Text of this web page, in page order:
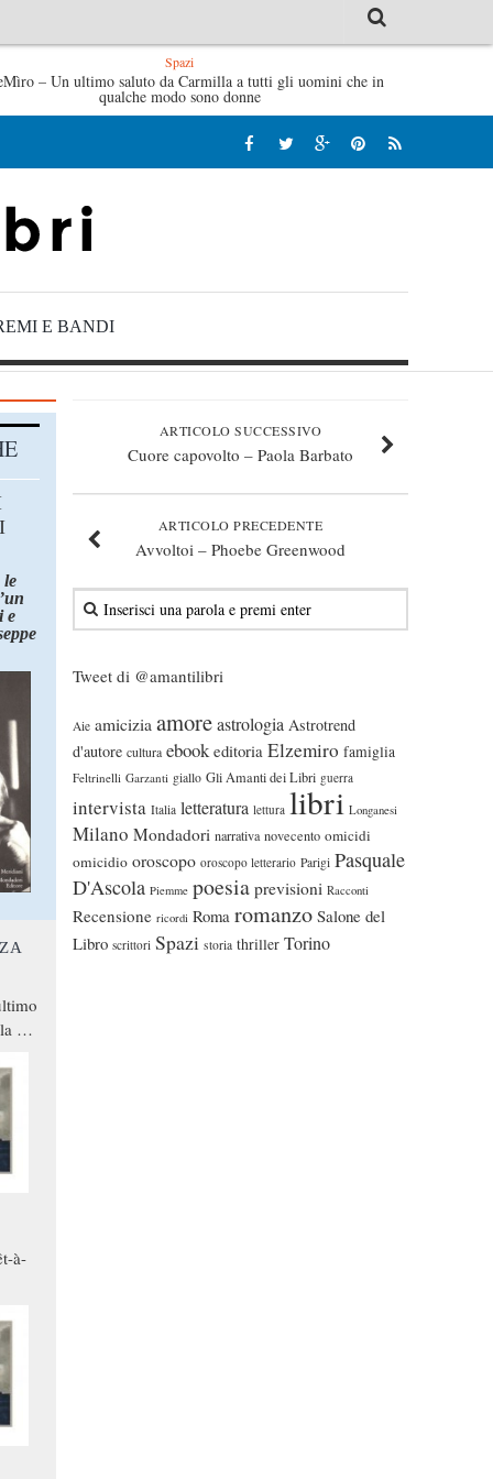
Tutte le mattine di Sybil – Virginia Evans
Spazi
– Un ultimo saluto da Carmilla a tutti gli uomini che in
qualche modo sono donne
E BANDI
ARTICOLO SUCCESSIVO
Cuore capovolto – Paola Barbato
ARTICOLO PRECEDENTE
Avvoltoi – Phoebe Greenwood
Tweet di @amantilibri
Aie amicizia amoreastrologia Astrotrend
d'autore cultura ebook editoria Elzemiro famiglia
Feltrinelli Garzanti giallo Gli Amanti dei Libri guerra
intervista Italia letteratura lettura libri Longanesi
Milano Mondadori narrativa novecento omicidi
omicidio oroscopo oroscopo letterario Parigi Pasquale
D'Ascola Piemme poesia previsioni Racconti
Recensione ricordi Roma romanzo Salone del
Libro scrittori Spazi storia thriller Torino
le
e
a
à-